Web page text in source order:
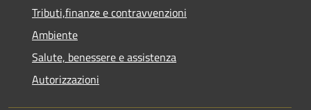
Tributi,finanze e contravvenzioni
Ambiente
Salute, benessere e assistenza
Autorizzazioni